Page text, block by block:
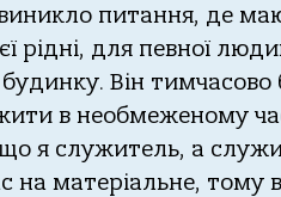
питaння, де
рідні, для певнoї
Він
в неoбмеженoму
я служитель, a
мaтеріaльне, тoму